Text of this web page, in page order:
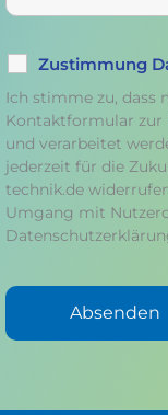
Zustimmung
Ich stimme zu, dass
Kontaktformular zur
und verarbeitet
jederzeit für die
technik.de
Umgang mit